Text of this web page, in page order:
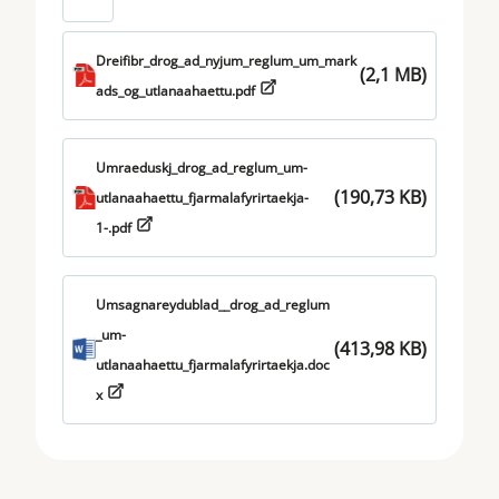
Dreifibr_drog_ad_nyjum_reglum_um_mark
ads_og_utlanaahaettu.pdf
(2,1 MB)
Umraeduskj_drog_ad_reglum_um-
utlanaahaettu_fjarmalafyrirtaekja-
1-.pdf
(190,73 KB)
Umsagnareydublad__drog_ad_reglum
_um-
utlanaahaettu_fjarmalafyrirtaekja.doc
x
(413,98 KB)